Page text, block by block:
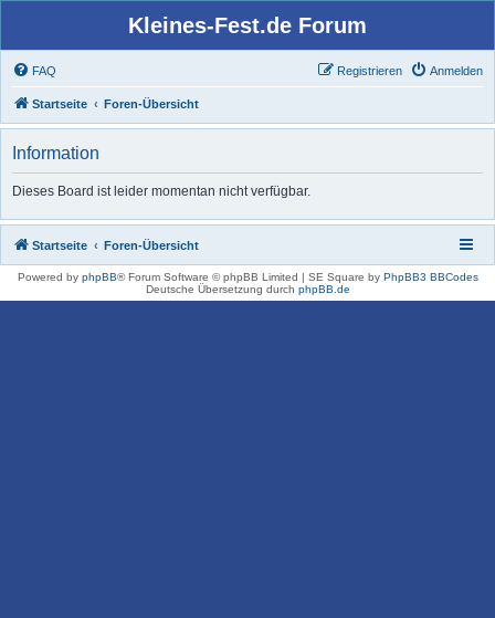
Kleines-Fest.de Forum
FAQ Anmelden
Registrieren
Startseite Foren-Übersicht
Information
Dieses Board ist leider momentan nicht verfügbar.
Startseite Foren-Übersicht
Powered by phpBB® Forum Software © phpBB Limited | SE Square by PhpBB3 BBCodes
Deutsche Übersetzung durch phpBB.de